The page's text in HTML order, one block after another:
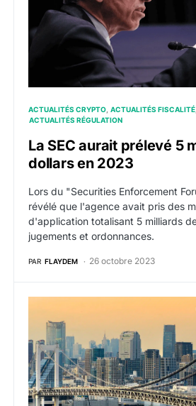
ACTUALITÉS CRYPTO ACTUALITÉS FISCALITÉ
ACTUALITÉS RÉGULATION
La SEC aurait prélevé 5
dollars en 2023
Lors du "Securities Enforcement
révélé que l'agence avait pris des
d'application totalisant 5 milliards
jugements et ordonnances.
PAR FLAYDEM 26 octobre 2023
Le Japon exempte les